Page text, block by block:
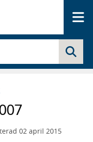
02 april 2015